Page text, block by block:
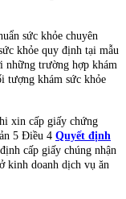
sức khỏe chuyên
khỏe quy định tại mẫu
những trường hợp khám
tượng khám sức khỏe
xin cấp giấy chứng
5 Điều 4 Quyết định
cấp giấy chúng nhận
kinh doanh dịch vụ ăn